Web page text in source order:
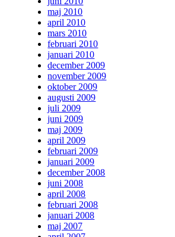
maj 2010
april 2010
mars 2010
februari 2010
januari 2010
december 2009
november 2009
oktober 2009
augusti 2009
juli 2009
juni 2009
maj 2009
april 2009
februari 2009
januari 2009
december 2008
juni 2008
april 2008
februari 2008
januari 2008
maj 2007